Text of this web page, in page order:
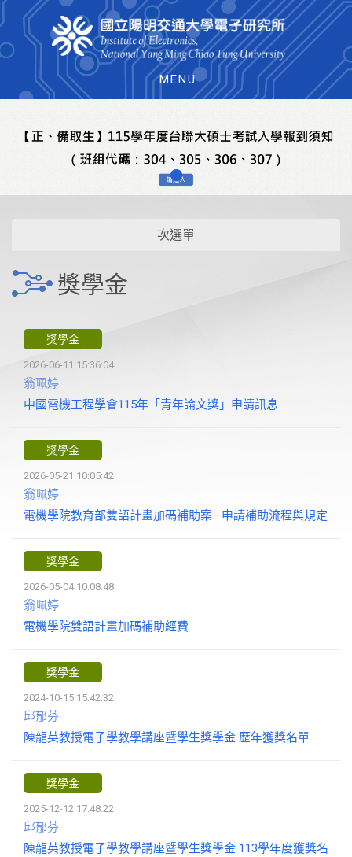
MENU
次選單
獎學金
獎學金
2026-06-11 15:36:04
翁珮婷
中國電機工程學會115年「青年論文獎」申請訊息
獎學金
2026-05-21 10:05:42
翁珮婷
電機學院教育部雙語計畫加碼補助案—申請補助流程與規定
獎學金
2026-05-04 10:08:48
翁珮婷
電機學院雙語計畫加碼補助經費
獎學金
2024-10-15 15:42:32
邱郁芬
陳龍英教授電子學教學講座暨學生獎學金 歷年獲獎名單
獎學金
2025-12-12 17:48:22
邱郁芬
陳龍英教授電子學教學講座暨學生獎學金 113學年度獲獎名